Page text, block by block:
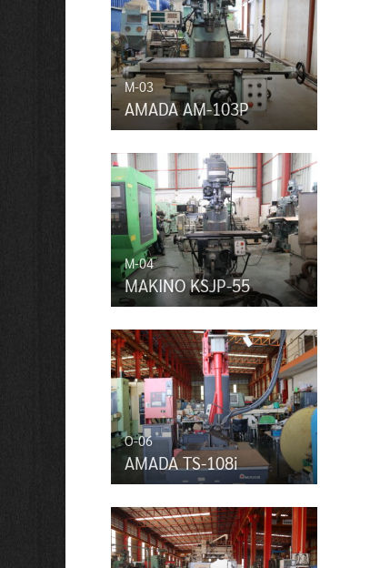
M-03
AMADA AM-103P
M-04
MAKINO KSJP-55
O-06
AMADA TS-108i